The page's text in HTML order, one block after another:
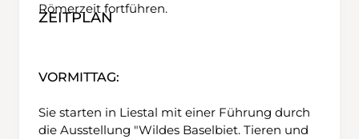
Römerzeit fortführen.
ZEITPLAN
VORMITTAG:
Sie starten in Liestal mit einer Führung durch
die Ausstellung "Wildes Baselbiet. Tieren und